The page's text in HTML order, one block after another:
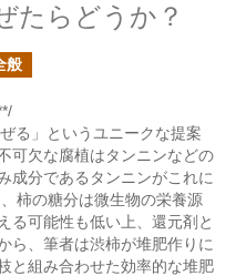
たらどうか？
般
る」というユニークな提案
可欠な腐植はタンニンなどの
成分であるタンニンがこれに
柿の糖分は微生物の栄養源
る可能性も低い上、還元剤と
ら、筆者は渋柿が堆肥作りに
と組み合わせた効率的な堆肥